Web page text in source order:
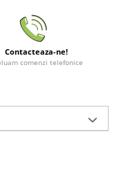
Contacteaza-ne!
comenzi telefonice